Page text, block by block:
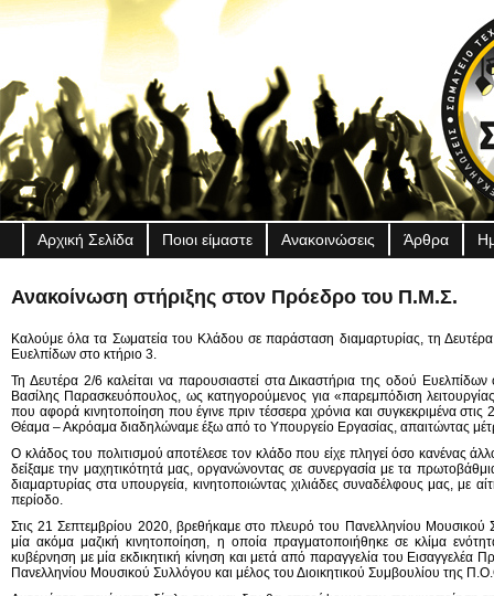
Αρχική Σελίδα Ποιοι είμαστε Ανακοινώσεις Άρθρα
Ανακοίνωση στήριξης στον Πρόεδρo του Π.Μ.Σ.
Καλούμε όλα τα Σωματεία του Κλάδου σε παράσταση διαμαρτυρίας, τη
Ευελπίδων στο κτήριο 3.
Τη Δευτέρα 2/6 καλείται να παρουσιαστεί στα Δικαστήρια της οδού
Βασίλης Παρασκευόπουλος, ως κατηγορούμενος για «παρεμπόδιση
που αφορά κινητοποίηση που έγινε πριν τέσσερα χρόνια και συγκεκριμένα
Θέαμα – Ακρόαμα διαδηλώναμε έξω από το Υπουργείο Εργασίας, απαιτώντας
Ο κλάδος του πολιτισμού αποτέλεσε τον κλάδο που είχε πληγεί όσο κανένας
δείξαμε την μαχητικότητά μας, οργανώνοντας σε συνεργασία με τα
διαμαρτυρίας στα υπουργεία, κινητοποιώντας χιλιάδες συναδέλφους μας, με
περίοδο.
Στις 21 Σεπτεμβρίου 2020, βρεθήκαμε στο πλευρό του Πανελληνίου
μία ακόμα μαζική κινητοποίηση, η οποία πραγματοποιήθηκε σε κλίμα
κυβέρνηση με μία εκδικητική κίνηση και μετά από παραγγελία του Εισαγγελέα
Πανελληνίου Μουσικού Συλλόγου και μέλος του Διοικητικού Συμβουλίου της